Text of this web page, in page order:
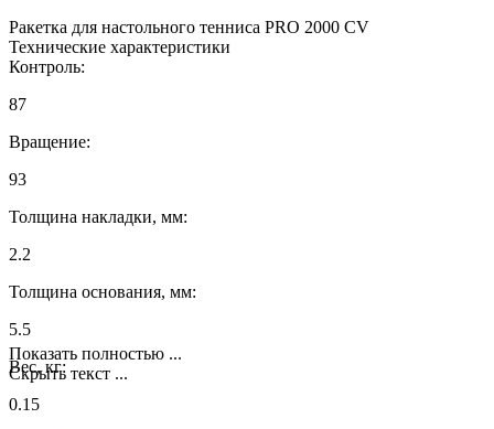
Ракетка для настольного тенниса PRO 2000 CV
Технические характеристики
Контроль:
87
Вращение:
93
Толщина накладки, мм:
2.2
Толщина основания, мм:
5.5
Вес, кг:
0.15
Показать полностью ...
Скрыть текст ...